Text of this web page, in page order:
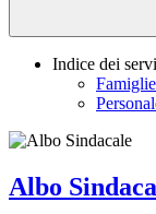
Indice dei
Albo